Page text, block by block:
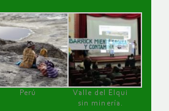
Perú
Valle del Elqui
sin minería.